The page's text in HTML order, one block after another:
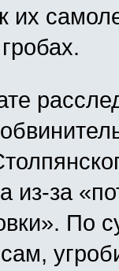
их
из-за
По